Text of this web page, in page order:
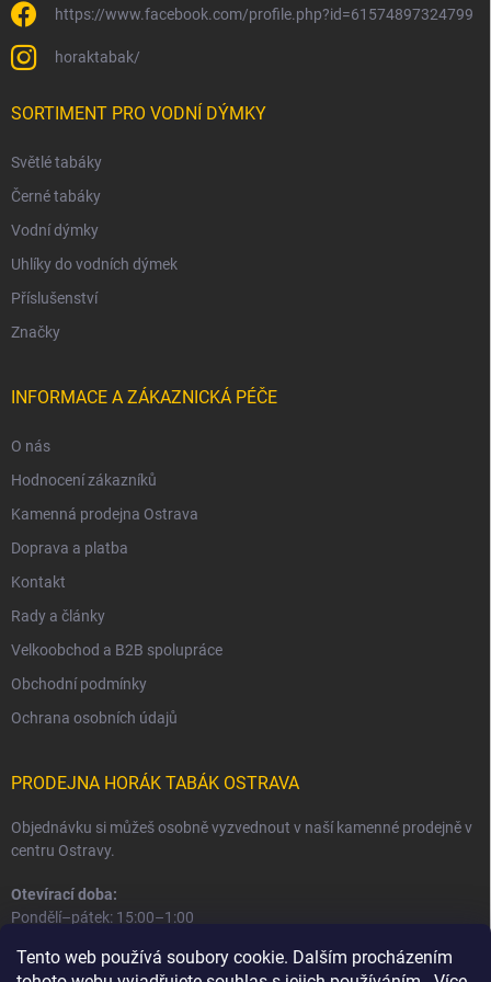
Tento web používá soubory cookie. Dalším procházením
https://www.facebook.com/profile.php?id=61574897324799
horaktabak/
SORTIMENT PRO VODNÍ DÝMKY
Světlé tabáky
Černé tabáky
Vodní dýmky
Uhlíky do vodních dýmek
Příslušenství
Značky
INFORMACE A ZÁKAZNICKÁ PÉČE
O nás
Hodnocení zákazníků
Kamenná prodejna Ostrava
Doprava a platba
Kontakt
Rady a články
Velkoobchod a B2B spolupráce
Obchodní podmínky
Ochrana osobních údajů
PRODEJNA HORÁK TABÁK OSTRAVA
Objednávku si můžeš osobně vyzvednout v naší kamenné prodejně v
centru Ostravy.
Otevírací doba:
Pondělí–pátek: 15:00–1:00